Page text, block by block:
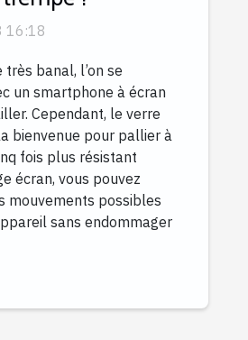
16:18
très banal, l’on se
un smartphone à écran
Cependant, le verre
bienvenue pour pallier à
fois plus résistant
écran, vous pouvez
mouvements possibles
sans endommager